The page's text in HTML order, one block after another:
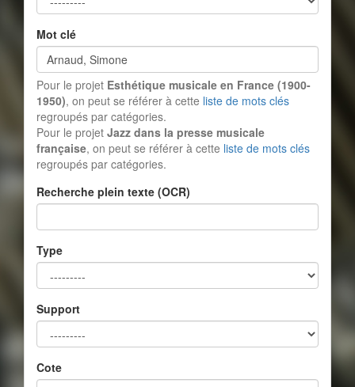
Mot clé
Pour le projet Esthétique musicale en France (1900-
1950), on peut se référer à cette liste de mots clés
regroupés par catégories.
Pour le projet Jazz dans la presse musicale
française, on peut se référer à cette liste de mots clés
regroupés par catégories.
Recherche plein texte (OCR)
Type
Support
Cote